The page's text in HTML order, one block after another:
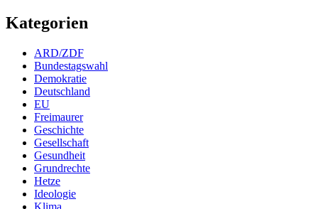
Kategorien
ARD/ZDF
Bundestagswahl
Demokratie
Deutschland
EU
Freimaurer
Geschichte
Gesellschaft
Gesundheit
Grundrechte
Hetze
Ideologie